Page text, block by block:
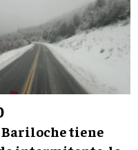
tiene